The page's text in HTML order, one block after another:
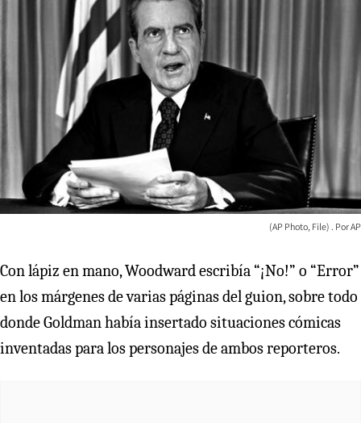
(AP Photo, File) AP
Con lápiz en mano, Woodward escribía “¡No!” o “Error”
en los márgenes de varias páginas del guion, sobre todo
donde Goldman había insertado situaciones cómicas
inventadas para los personajes de ambos reporteros.